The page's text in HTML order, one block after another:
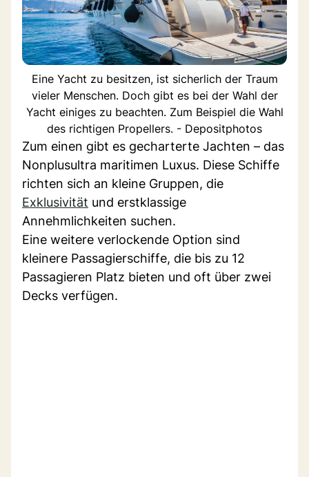
Eine Yacht zu besitzen, ist sicherlich der Traum
vieler Menschen. Doch gibt es bei der Wahl der
Yacht einiges zu beachten. Zum Beispiel die Wahl
des richtigen Propellers. - Depositphotos
Zum einen gibt es gecharterte Jachten – das
Nonplusultra maritimen Luxus. Diese Schiffe
richten sich an kleine Gruppen, die
Exklusivität und erstklassige
Annehmlichkeiten suchen.
Eine weitere verlockende Option sind
kleinere Passagierschiffe, die bis zu 12
Passagieren Platz bieten und oft über zwei
Decks verfügen.